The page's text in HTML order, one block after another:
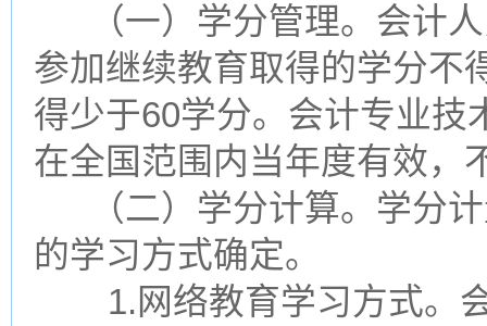
（一）学分管理。会计人
参加继续教育取得的学分不
得少于60学分。会计专业技
在全国范围内当年度有效
（二）学分计算。学分计
的学习方式确定。
1.网络教育学习方式。会